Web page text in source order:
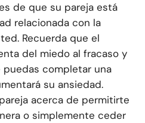
de que su pareja está
relacionada con la
Recuerda que el
del miedo al fracaso y
completar una
su ansiedad.
acerca de permitirte
o simplemente ceder